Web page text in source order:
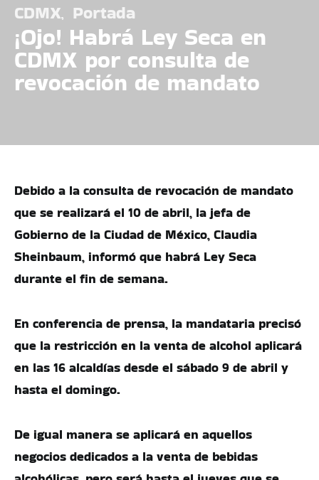
CDMX Portada
¡Ojo! Habrá Ley Seca en
CDMX por consulta de
revocación de mandato
Debido a la consulta de revocación de mandato
que se realizará el 10 de abril, la jefa de
Gobierno de la Ciudad de México, Claudia
Sheinbaum, informó que habrá Ley Seca
durante el fin de semana.
En conferencia de prensa, la mandataria precisó
que la restricción en la venta de alcohol aplicará
en las 16 alcaldías desde el sábado 9 de abril y
hasta el domingo.
De igual manera se aplicará en aquellos
negocios dedicados a la venta de bebidas